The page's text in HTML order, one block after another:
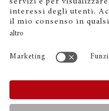
Termini e condizioni
Cookies